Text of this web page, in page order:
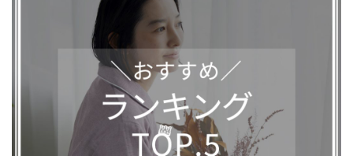
夏の涼しい素材
冬のあったか素材